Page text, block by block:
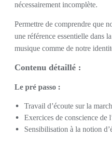
nécessairement incomplète.
Permettre de comprendre que
une référence essentielle dans
musique comme de notre
Contenu détaillé :
Le pré passo :
Travail d’écoute sur la
Exercices de conscience de
Sensibilisation à la notion